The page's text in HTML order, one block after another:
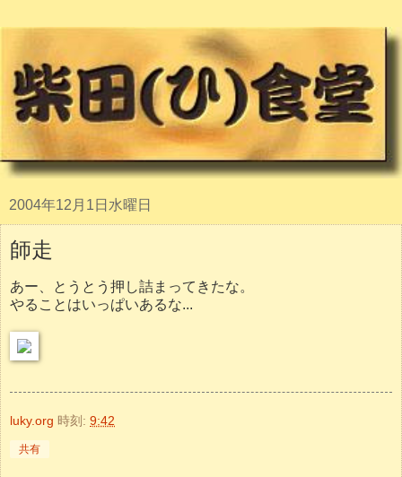
2004年12月1日水曜日
師走
あー、とうとう押し詰まってきたな。
やることはいっぱいあるな...
luky.org 時刻: 9:42
共有